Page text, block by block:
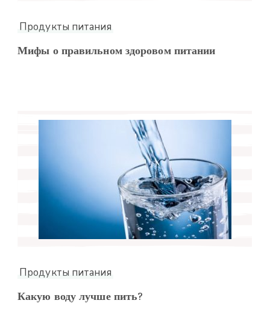
Продукты питания
Мифы о правильном здоровом питании
Продукты питания
Какую воду лучше пить?